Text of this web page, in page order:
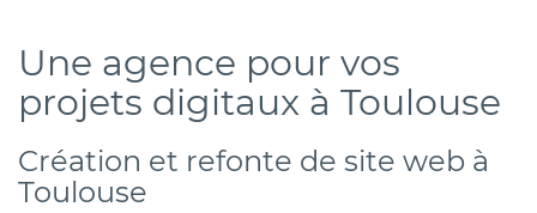
Une agence pour vos
projets digitaux à Toulouse
Création et refonte de site web à
Toulouse